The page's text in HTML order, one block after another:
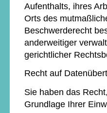
Aufenthalts, ihres
Orts des
Beschwerderecht
anderweitiger
gerichtlicher
Recht auf
Sie haben das
Grundlage Ihrer